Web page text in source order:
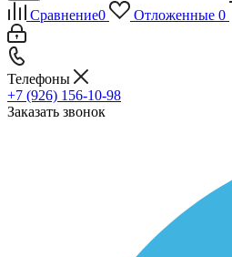
Сравнение0 Отложенные 0
Телефоны
+7 (926) 156-10-98
Заказать звонок